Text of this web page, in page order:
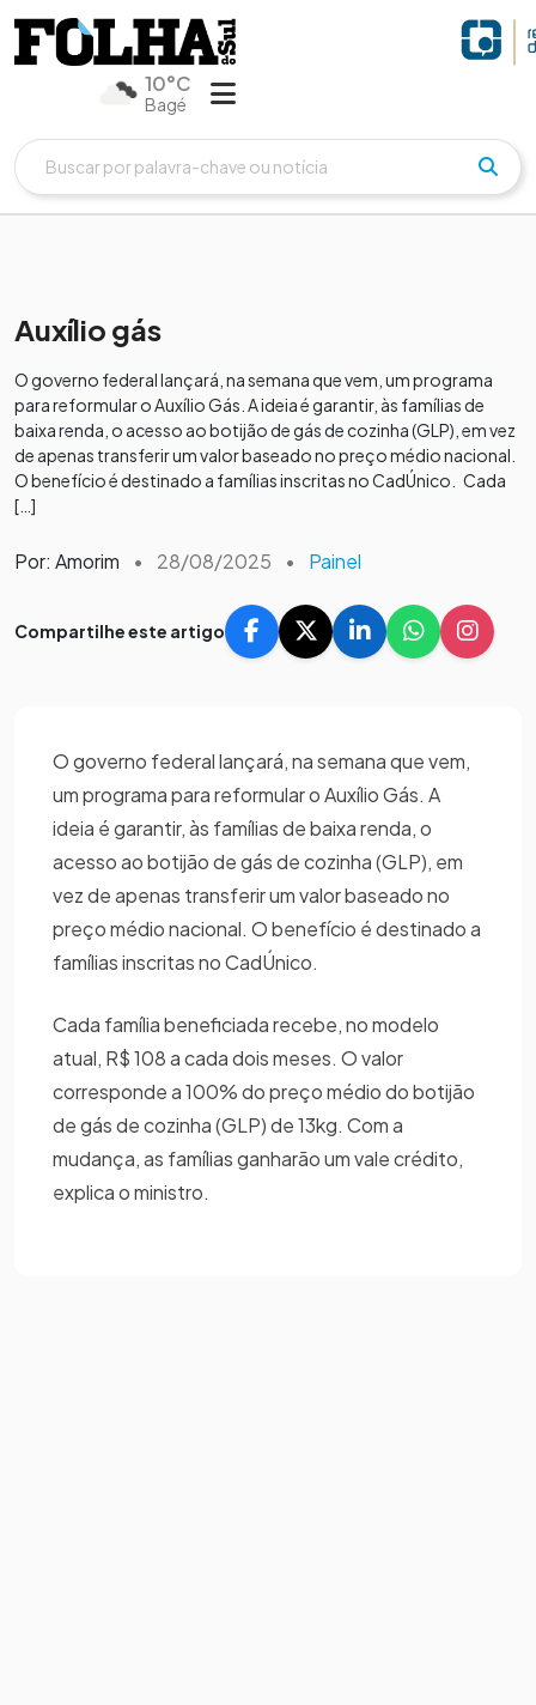
10°C
Bagé
Auxílio gás
O governo federal lançará, na semana que vem, um programa
para reformular o Auxílio Gás. A ideia é garantir, às famílias de
baixa renda, o acesso ao botijão de gás de cozinha (GLP), em vez
de apenas transferir um valor baseado no preço médio nacional.
O benefício é destinado a famílias inscritas no CadÚnico. Cada
[…]
Por: Amorim • 28/08/2025 • Painel
Compartilhe este artigo
O governo federal lançará, na semana que vem,
um programa para reformular o Auxílio Gás. A
ideia é garantir, às famílias de baixa renda, o
acesso ao botijão de gás de cozinha (GLP), em
vez de apenas transferir um valor baseado no
preço médio nacional. O benefício é destinado a
famílias inscritas no CadÚnico.
Cada família beneficiada recebe, no modelo
atual, R$ 108 a cada dois meses. O valor
corresponde a 100% do preço médio do botijão
de gás de cozinha (GLP) de 13kg. Com a
mudança, as famílias ganharão um vale crédito,
explica o ministro.